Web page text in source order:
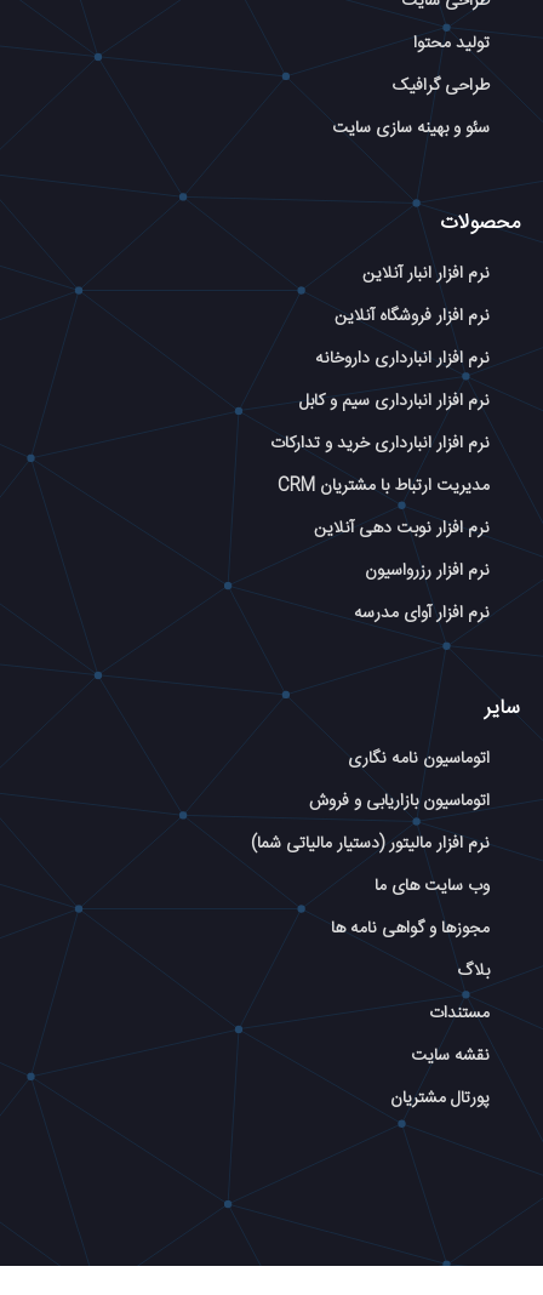
تولید محتوا
طراحی گرافیک
سئو و بهینه سازی سایت
محصولات
نرم افزار انبار آنلاین
نرم افزار فروشگاه آنلاین
نرم افزار انبارداری داروخانه
نرم افزار انبارداری سیم و کابل
نرم افزار انبارداری خرید و تدارکات
مدیریت ارتباط با مشتریان CRM
نرم افزار نوبت دهی آنلاین
نرم افزار رزرواسیون
نرم افزار آوای مدرسه
سایر
اتوماسیون نامه نگاری
اتوماسیون بازاریابی و فروش
نرم افزار مالیتور (دستیار مالیاتی شما)
وب سایت های ما
مجوزها و گواهی نامه ها
بلاگ
مستندات
نقشه سایت
پورتال مشتریان